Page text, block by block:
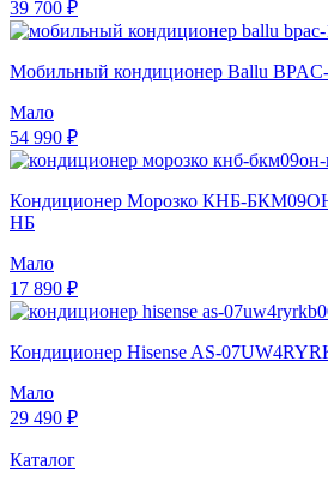
39 700 ₽
Мобильный кондиционер Ballu
Мало
54 990 ₽
Кондиционер Морозко КНБ-
НБ
Мало
17 890 ₽
Кондиционер Hisense AS-
Мало
29 490 ₽
Каталог